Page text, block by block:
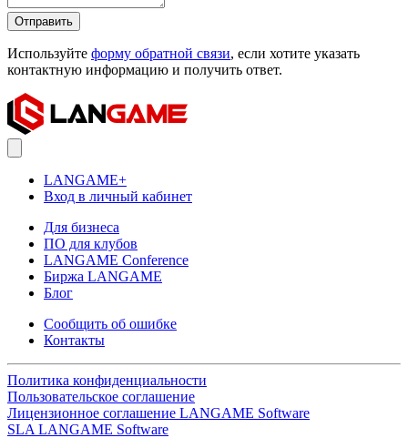
Отправить
Используйте форму обратной связи, если хотите указать
контактную информацию и получить ответ.
LANGAME+
Вход в личный кабинет
Для бизнеса
ПО для клубов
LANGAME Conference
Биржа LANGAME
Блог
Сообщить об ошибке
Контакты
Политика конфиденциальности
Пользовательское соглашение
Лицензионное соглашение LANGAME Software
SLA LANGAME Software